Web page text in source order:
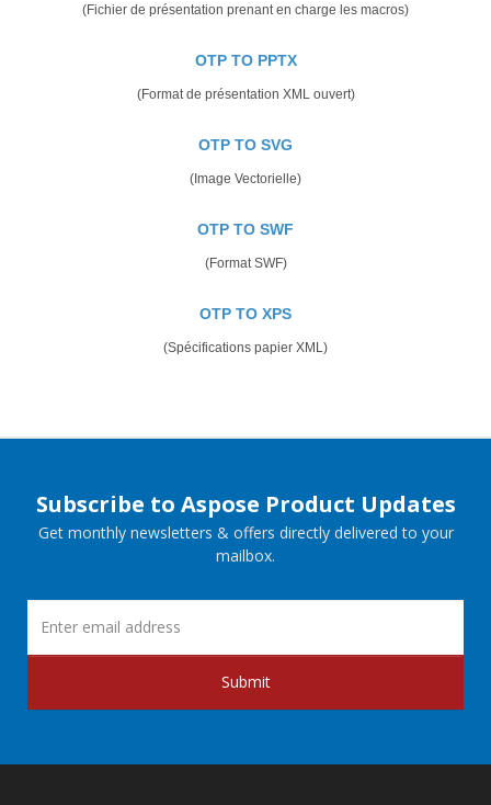
(Fichier de présentation prenant en charge les macros)
OTP TO PPTX
(Format de présentation XML ouvert)
OTP TO SVG
(Image Vectorielle)
OTP TO SWF
(Format SWF)
OTP TO XPS
(Spécifications papier XML)
Subscribe to Aspose Product Updates
Get monthly newsletters & offers directly delivered to your
mailbox.
Submit